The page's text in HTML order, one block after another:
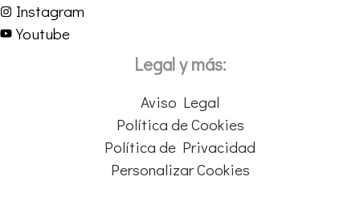
Instagram
Youtube
Legal y más:
Aviso Legal
Política de Cookies
Política de Privacidad
Personalizar Cookies